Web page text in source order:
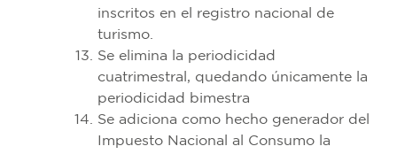
inscritos en el registro nacional de
turismo.
Se elimina la periodicidad
cuatrimestral, quedando únicamente la
periodicidad bimestra
Se adiciona como hecho generador del
Impuesto Nacional al Consumo la